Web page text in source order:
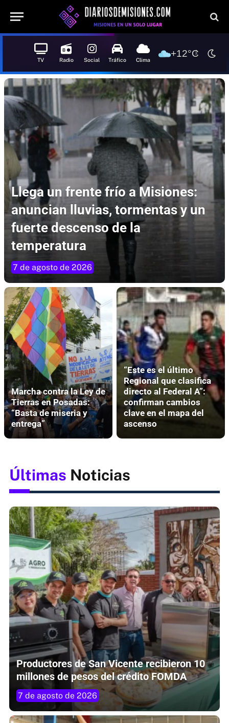
TV Radio Social Tráfico Clima
+12°C
Llega un frente frío a Misiones:
anuncian lluvias, tormentas y un
fuerte descenso de la
temperatura
7 de agosto de 2026
Marcha contra la Ley de
Tierras en Posadas:
“Basta de miseria y
entrega”
“Este es el último
Regional que clasifica
directo al Federal A”:
confirman cambios
clave en el mapa del
ascenso
Últimas Noticias
Productores de San Vicente recibieron 10
millones de pesos del crédito FOMDA
7 de agosto de 2026